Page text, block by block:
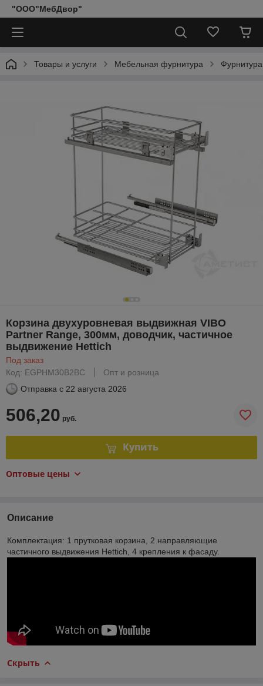
"ООО"МебДвор"
Товары и услуги Мебельная фурнитура
Корзина двухуровневая выдвижная VIBO
Partner Range, 300мм, доводчик, частичное
выдвижение Hettich
Под заказ
Код: EGPHM30B2BС
Опт и розница
Отправка с 22 августа 2026
506,20 руб.
Купить
Оптовые цены
Описание
Комплектация: 1 прутковая корзина, 2 направляющие
частичного выдвижения Hettich, 4 крепления к фасаду.
Скрыть